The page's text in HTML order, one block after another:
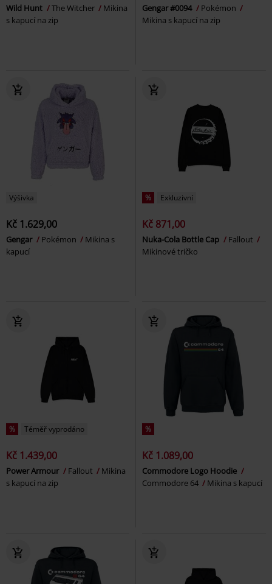
Wild Hunt The Witcher
Mikina
s kapucí na zip
Gengar #0094
Pokémon
Mikina s kapucí na zip
Výšivka
Kč 1.629,00
Gengar Pokémon
Mikina s
kapucí
% Exkluzivní
Kč 871,00
Nuka-Cola Bottle Cap
Fallout
Mikinové tričko
% Téměř vyprodáno
Kč 1.439,00
Power Armour Fallout
Mikina
s kapucí na zip
%
Kč 1.089,00
Commodore Logo Hoodie
Commodore 64
Mikina s kapucí